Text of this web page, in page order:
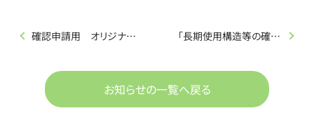
確認申請用 オリジナルツール公開のお知らせ 「長期使用構造等の確認」及び「住宅性能評価」の受付について
お知らせの一覧へ戻る